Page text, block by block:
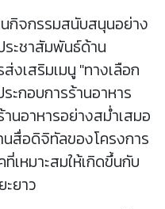
กิจกรรมสนับสนุนอย่าง
ะชาสัมพันธ์ด้าน
งเสริมเมนู "ทางเลือก
ะกอบการร้านอาหาร
นอาหารอย่างสม่ำเสมอ
นสื่อดิจิทัลของโครงการ
เหมาะสมให้เกิดขึ้นกับ
ะยาว